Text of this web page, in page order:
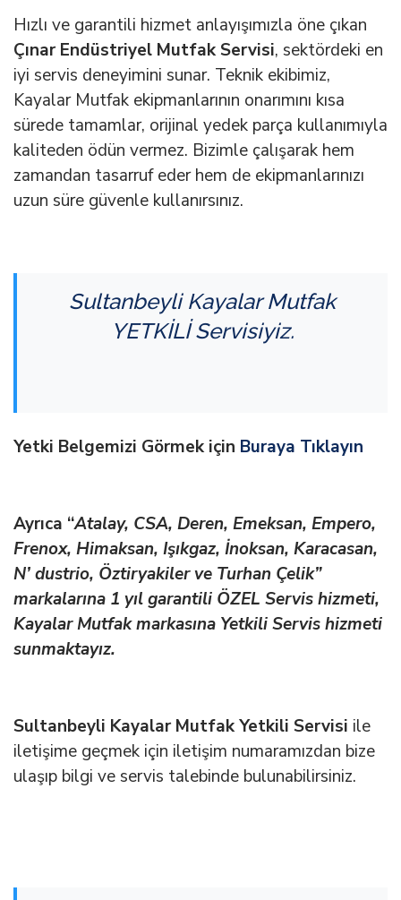
Hızlı ve garantili hizmet anlayışımızla öne çıkan
Çınar Endüstriyel Mutfak Servisi, sektördeki en
iyi servis deneyimini sunar. Teknik ekibimiz,
Kayalar Mutfak ekipmanlarının onarımını kısa
sürede tamamlar, orijinal yedek parça kullanımıyla
kaliteden ödün vermez. Bizimle çalışarak hem
zamandan tasarruf eder hem de ekipmanlarınızı
uzun süre güvenle kullanırsınız.
Sultanbeyli Kayalar Mutfak
YETKİLİ Servisiyiz.
Yetki Belgemizi Görmek için Buraya Tıklayın
Ayrıca “Atalay, CSA, Deren, Emeksan, Empero,
Frenox, Himaksan, Işıkgaz, İnoksan, Karacasan,
N’ dustrio, Öztiryakiler ve Turhan Çelik”
markalarına 1 yıl garantili ÖZEL Servis hizmeti,
Kayalar Mutfak markasına Yetkili Servis hizmeti
sunmaktayız.
Sultanbeyli Kayalar Mutfak Yetkili Servisi ile
iletişime geçmek için iletişim numaramızdan bize
ulaşıp bilgi ve servis talebinde bulunabilirsiniz.